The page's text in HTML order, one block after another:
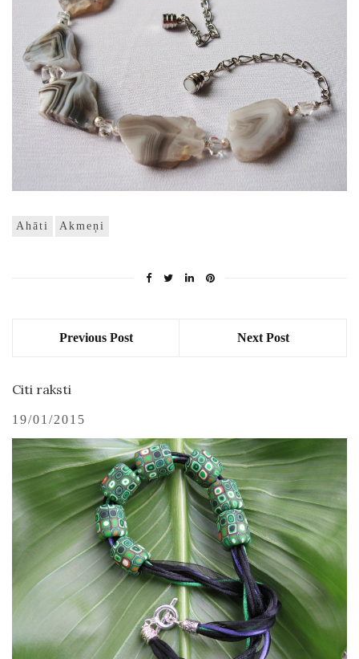
Ahāti Akmeņi
Previous Post Next Post
Citi raksti
19/01/2015